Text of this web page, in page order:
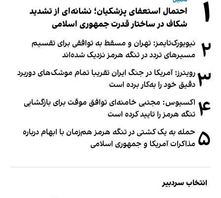
۱
احتمال استعفای پزشکیان؛ نشانه‌ای از تشدید
شکاف در ساختار قدرت جمهوری اسلامی
۲ نیویورک‌تایمز: تهران و مسقط به توافقی برای تقسیم
مسیرهای تردد در تنگه هرمز نزدیک شده‌اند
۳رویترز: آمریکا در جنگ ایران تقریبا تمام موشک‌های دوربرد
دقیق خود را به‌کار برده است
۴ اکسیوس: مجتبی خامنه‌ای توافق موقت برای بازگشایی
تنگه هرمز را تایید کرده است
۵ حمله به یک کشتی در تنگه هرمز هم‌زمان با ابهام درباره
مذاکرات آمریکا و جمهوری اسلامی
انتخاب سردبیر